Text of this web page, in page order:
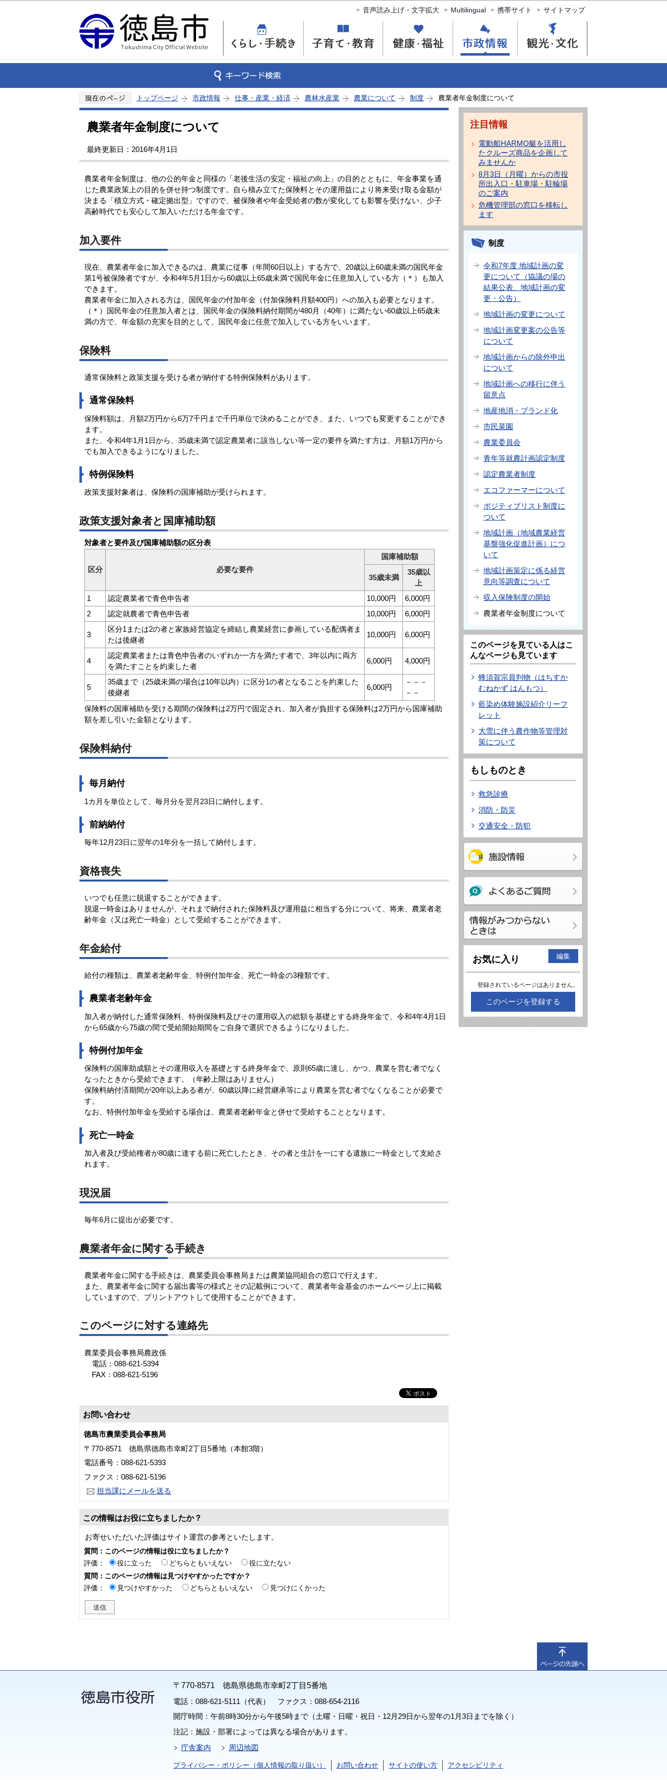
このページの本文へ移動
音声読み上げ・文字拡大 Multilingual 携帯サイト サイトマップ
トップページ 市政情報 仕事・産業・経済 農林水産業 農業について 制度 農業者年金制度について
農業者年金制度について
最終更新日：2016年4月1日
農業者年金制度は、他の公的年金と同様の「老後生活の安定・福祉の向上」の目的とともに、年金事業を通
じた農業政策上の目的を併せ持つ制度です。自ら積み立てた保険料とその運用益により将来受け取る金額が
決まる「積立方式・確定拠出型」ですので、被保険者や年金受給者の数が変化しても影響を受けない、少子
高齢時代でも安心して加入いただける年金です。
加入要件
現在、農業者年金に加入できるのは、農業に従事（年間60日以上）する方で、20歳以上60歳未満の国民年金
第1号被保険者ですが、令和4年5月1日から60歳以上65歳未満で国民年金に任意加入している方（＊）も加入
できます。
農業者年金に加入される方は、国民年金の付加年金（付加保険料月額400円）への加入も必要となります。
（＊）国民年金の任意加入者とは、国民年金の保険料納付期間が480月（40年）に満たない60歳以上65歳未
満の方で、年金額の充実を目的として、国民年金に任意で加入している方をいいます。
保険料
通常保険料と政策支援を受ける者が納付する特例保険料があります。
通常保険料
保険料額は、月額2万円から6万7千円まで千円単位で決めることができ、また、いつでも変更することができ
ます。
また、令和4年1月1日から、35歳未満で認定農業者に該当しない等一定の要件を満たす方は、月額1万円から
でも加入できるようになりました。
特例保険料
政策支援対象者は、保険料の国庫補助が受けられます。
政策支援対象者と国庫補助額
対象者と要件及び国庫補助額の区分表
区分 必要な要件
国庫補助額
35歳未満
35歳以
上
1
認定農業者で青色申告者 10,000円
6,000円
2
認定就農者で青色申告者 10,000円 6,000円
3
区分1または2の者と家族経営協定を締結し農業経営に参画している配偶者ま
たは後継者
10,000円 6,000円
4
認定農業者または青色申告者のいずれか一方を満たす者で、3年以内に両方
を満たすことを約束した者
6,000円 4,000円
5
35歳まで（25歳未満の場合は10年以内）に区分1の者となることを約束した
後継者
6,000円
－－－
－－
保険料の国庫補助を受ける期間の保険料は2万円で固定され、加入者が負担する保険料は2万円から国庫補助
額を差し引いた金額となります。
保険料納付
毎月納付
1カ月を単位として、毎月分を翌月23日に納付します。
前納納付
毎年12月23日に翌年の1年分を一括して納付します。
資格喪失
いつでも任意に脱退することができます。
脱退一時金はありませんが、それまで納付された保険料及び運用益に相当する分について、将来、農業者老
齢年金（又は死亡一時金）として受給することができます。
年金給付
給付の種類は、農業者老齢年金、特例付加年金、死亡一時金の3種類です。
農業者老齢年金
加入者が納付した通常保険料、特例保険料及びその運用収入の総額を基礎とする終身年金で、令和4年4月1日
から65歳から75歳の間で受給開始期間をご自身で選択できるようになりました。
特例付加年金
保険料の国庫助成額とその運用収入を基礎とする終身年金で、原則65歳に達し、かつ、農業を営む者でなく
なったときから受給できます。（年齢上限はありません）
保険料納付済期間が20年以上ある者が、60歳以降に経営継承等により農業を営む者でなくなることが必要で
す。
なお、特例付加年金を受給する場合は、農業者老齢年金と併せて受給することとなります。
死亡一時金
加入者及び受給権者が80歳に達する前に死亡したとき、その者と生計を一にする遺族に一時金として支給さ
れます。
現況届
毎年6月に提出が必要です。
農業者年金に関する手続き
農業者年金に関する手続きは、農業委員会事務局または農業協同組合の窓口で行えます。
また、農業者年金に関する届出書等の様式とその記載例について、農業者年金基金のホームページ上に掲載
していますので、プリントアウトして使用することができます。
このページに対する連絡先
農業委員会事務局農政係
電話：088-621-5394
FAX：088-621-5196
お問い合わせ
徳島市農業委員会事務局
〒770-8571 徳島県徳島市幸町2丁目5番地（本館3階）
電話番号：088-621-5393
ファクス：088-621-5196
担当課にメールを送る
この情報はお役に立ちましたか？
お寄せいただいた評価はサイト運営の参考といたします。
質問：このページの情報は役に立ちましたか？
評価：
役に立った どちらともいえない
役に立たない
質問：このページの情報は見つけやすかったですか？
評価：
見つけやすかった どちらともいえない 見つけにくかった
注目情報
電動船HARMO艇を活用し
たクルーズ商品を企画して
みませんか
8月3日（月曜）からの市役
所出入口・駐車場・駐輪場
のご案内
危機管理部の窓口を移転し
ます
制度
令和7年度 地域計画の変
更について（協議の場の
結果公表、地域計画の変
更・公告）
地域計画の変更について
地域計画変更案の公告等
について
地域計画からの除外申出
について
地域計画への移行に伴う
留意点
地産地消・ブランド化
市民菜園
農業委員会
青年等就農計画認定制度
認定農業者制度
エコファーマーについて
ポジティブリスト制度に
ついて
地域計画（地域農業経営
基盤強化促進計画）につ
いて
地域計画策定に係る経営
意向等調査について
収入保険制度の開始
農業者年金制度について
このページを見ている人はこ
んなページも見ています
蜂須賀宗員判物（はちすか
むねかず はんもつ）
藍染め体験施設紹介リーフ
レット
大雪に伴う農作物等管理対
策について
もしものとき
救急診療
消防・防災
交通安全・防犯
お気に入り 編集
登録されているページはありません。
このページを登録する
〒770-8571 徳島県徳島市幸町2丁目5番地
電話：088-621-5111（代表） ファクス：088-654-2116
開庁時間：午前8時30分から午後5時まで（土曜・日曜・祝日・12月29日から翌年の1月3日までを除く）
注記：施設・部署によっては異なる場合があります。
庁舎案内
周辺地図
プライバシー・ポリシー（個人情報の取り扱い） お問い合わせ サイトの使い方 アクセシビリティ